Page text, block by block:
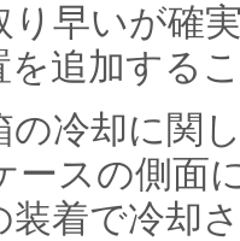
り早いが確
を追加する
の冷却に関
ースの側面
装着で冷却